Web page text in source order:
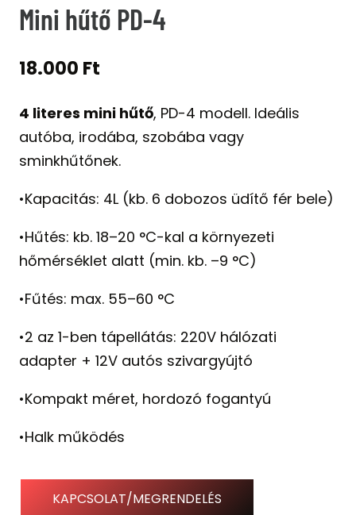
Mini hűtő PD-4
18.000 Ft
4 literes mini hűtő, PD-4 modell. Ideális
autóba, irodába, szobába vagy
sminkhűtőnek.
•Kapacitás: 4L (kb. 6 dobozos üdítő fér bele)
•Hűtés: kb. 18–20 °C-kal a környezeti
hőmérséklet alatt (min. kb. –9 °C)
•Fűtés: max. 55–60 °C
•2 az 1-ben tápellátás: 220V hálózati
adapter + 12V autós szivargyújtó
•Kompakt méret, hordozó fogantyú
•Halk működés
KAPCSOLAT/MEGRENDELÉS